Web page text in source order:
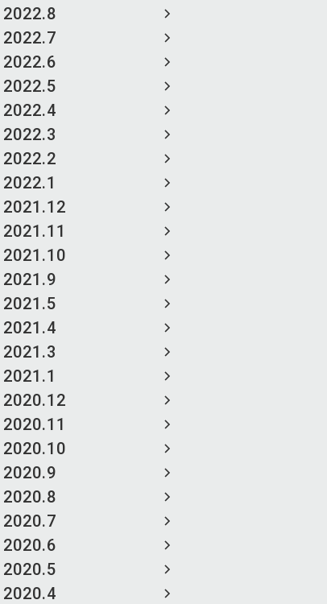
2022.8
2022.7
2022.6
2022.5
2022.4
2022.3
2022.2
2022.1
2021.12
2021.11
2021.10
2021.9
2021.5
2021.4
2021.3
2021.1
2020.12
2020.11
2020.10
2020.9
2020.8
2020.7
2020.6
2020.5
2020.4